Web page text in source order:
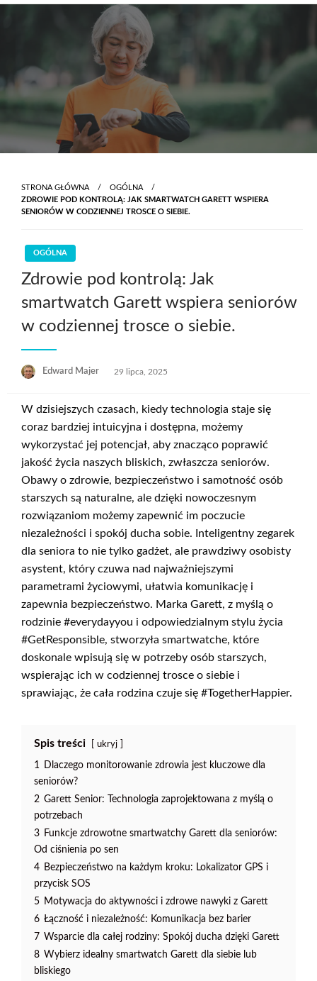
Skip
STRONA GŁÓWNA
OGÓLNA
ZDROWIE POD KONTROLĄ: JAK SMARTWATCH GARETT WSPIERA
SENIORÓW W CODZIENNEJ TROSCE O SIEBIE.
OGÓLNA
Zdrowie pod kontrolą: Jak
smartwatch Garett wspiera seniorów
w codziennej trosce o siebie.
Edward Majer
Opublikowane
29 lipca, 2025
W dzisiejszych czasach, kiedy technologia staje się
coraz bardziej intuicyjna i dostępna, możemy
wykorzystać jej potencjał, aby znacząco poprawić
jakość życia naszych bliskich, zwłaszcza seniorów.
Obawy o zdrowie, bezpieczeństwo i samotność osób
starszych są naturalne, ale dzięki nowoczesnym
rozwiązaniom możemy zapewnić im poczucie
niezależności i spokój ducha sobie. Inteligentny zegarek
dla seniora to nie tylko gadżet, ale prawdziwy osobisty
asystent, który czuwa nad najważniejszymi
parametrami życiowymi, ułatwia komunikację i
zapewnia bezpieczeństwo. Marka Garett, z myślą o
rodzinie #everydayyou i odpowiedzialnym stylu życia
#GetResponsible, stworzyła smartwatche, które
doskonale wpisują się w potrzeby osób starszych,
wspierając ich w codziennej trosce o siebie i
sprawiając, że cała rodzina czuje się #TogetherHappier.
Spis treści ukryj
1 Dlaczego monitorowanie zdrowia jest kluczowe dla
seniorów?
2 Garett Senior: Technologia zaprojektowana z myślą o
potrzebach
3 Funkcje zdrowotne smartwatchy Garett dla seniorów:
Od ciśnienia po sen
4 Bezpieczeństwo na każdym kroku: Lokalizator GPS i
przycisk SOS
5 Motywacja do aktywności i zdrowe nawyki z Garett
6 Łączność i niezależność: Komunikacja bez barier
7 Wsparcie dla całej rodziny: Spokój ducha dzięki Garett
8 Wybierz idealny smartwatch Garett dla siebie lub
bliskiego